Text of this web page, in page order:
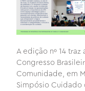
A edição nº 14
Congresso
Comunidade, em
Simpósio Cuidado